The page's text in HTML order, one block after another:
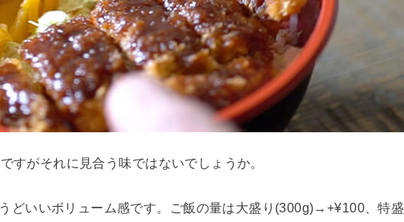
すがそれに見合う味ではないでしょうか。
どいいボリューム感です。ご飯の量は大盛り(300g)→+¥100、特盛